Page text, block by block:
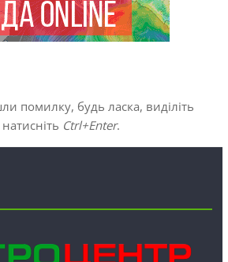
помилку, будь ласка, виділіть
Ctrl+Enter.